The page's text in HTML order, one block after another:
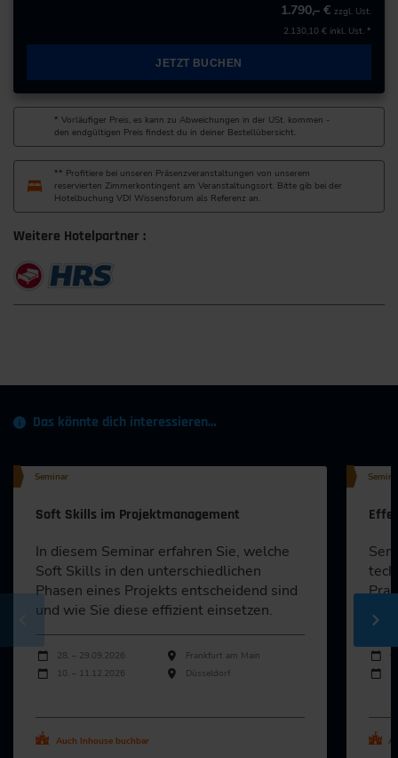
1.790,– € zzgl. Ust.
2.130,10 € inkl. Ust. *
JETZT BUCHEN
* Vorläufiger Preis, es kann zu Abweichungen in der USt. kommen -
den endgültigen Preis findest du in deiner Bestellübersicht.
** Profitiere bei unseren Präsenzveranstaltungen von unserem
reservierten Zimmerkontingent am Veranstaltungsort. Bitte gib bei der
Hotelbuchung VDI Wissensforum als Referenz an.
Weitere Hotelpartner :
Das könnte dich interessieren…
Seminar
Soft Skills im Projektmanagement
In diesem Seminar erfahren Sie, welche
Soft Skills in den unterschiedlichen
Phasen eines Projekts entscheidend sind
und wie Sie diese effizient einsetzen.
Durchführungen
Veranstaltungsdatum Veranstaltungsort
28. – 29.09.2026
Frankfurt am Main
10. – 11.12.2026
Düsseldorf
Auch Inhouse buchbar
hier